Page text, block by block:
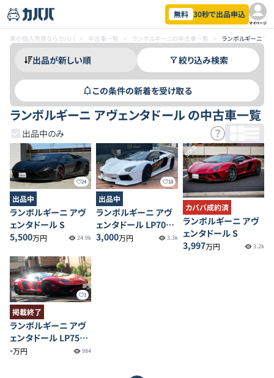
無料 30秒で出品申込
マイページ
車の個人売買ならカババ > 中古車一覧 > ランボルギーニの中古車一覧 > ランボルギーニ ア
絞り込み検索
この条件の新着を受け取る
ランボルギーニ アヴェンタドール の中古車一覧
出品中のみ
24
出品中
ランボルギーニ アヴ
ェンタドール S
5,500万円 24.9k
18
出品中
ランボルギーニ アヴ
ェンタドール LP700-
4ロードスター
3,000万円 3.3k
SOLD
カババ成約済
ランボルギーニ アヴ
ェンタドール S
3,997万円 3.2k
1
掲載終了
ランボルギーニ アヴ
ェンタドール LP750-
4 SV
-万円 984